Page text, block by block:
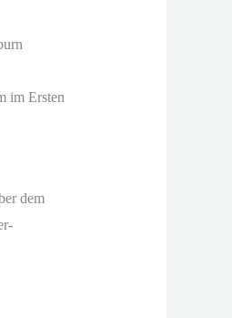
im Ersten
dem